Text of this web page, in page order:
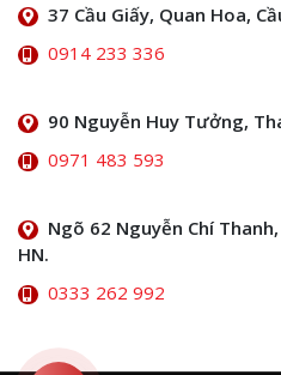
37 Cầu Giấy, Quan Hoa,
0914 233 336
90 Nguyễn Huy Tưởng,
0971 483 593
Ngõ 62 Nguyễn Chí
HN.
0333 262 992